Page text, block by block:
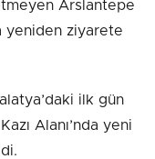
Arslantepe
yeniden ziyarete
ilk gün
Alanı’nda yeni